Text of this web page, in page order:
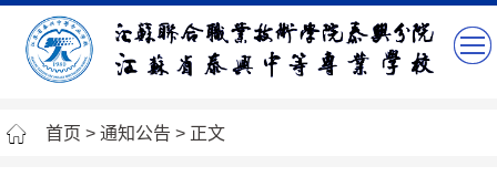
首页 > 通知公告 > 正文